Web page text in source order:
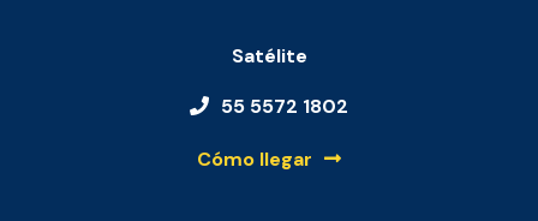
Satélite
55 5572 1802
Cómo llegar